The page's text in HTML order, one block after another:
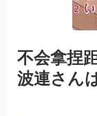
不会拿捏
波連さん